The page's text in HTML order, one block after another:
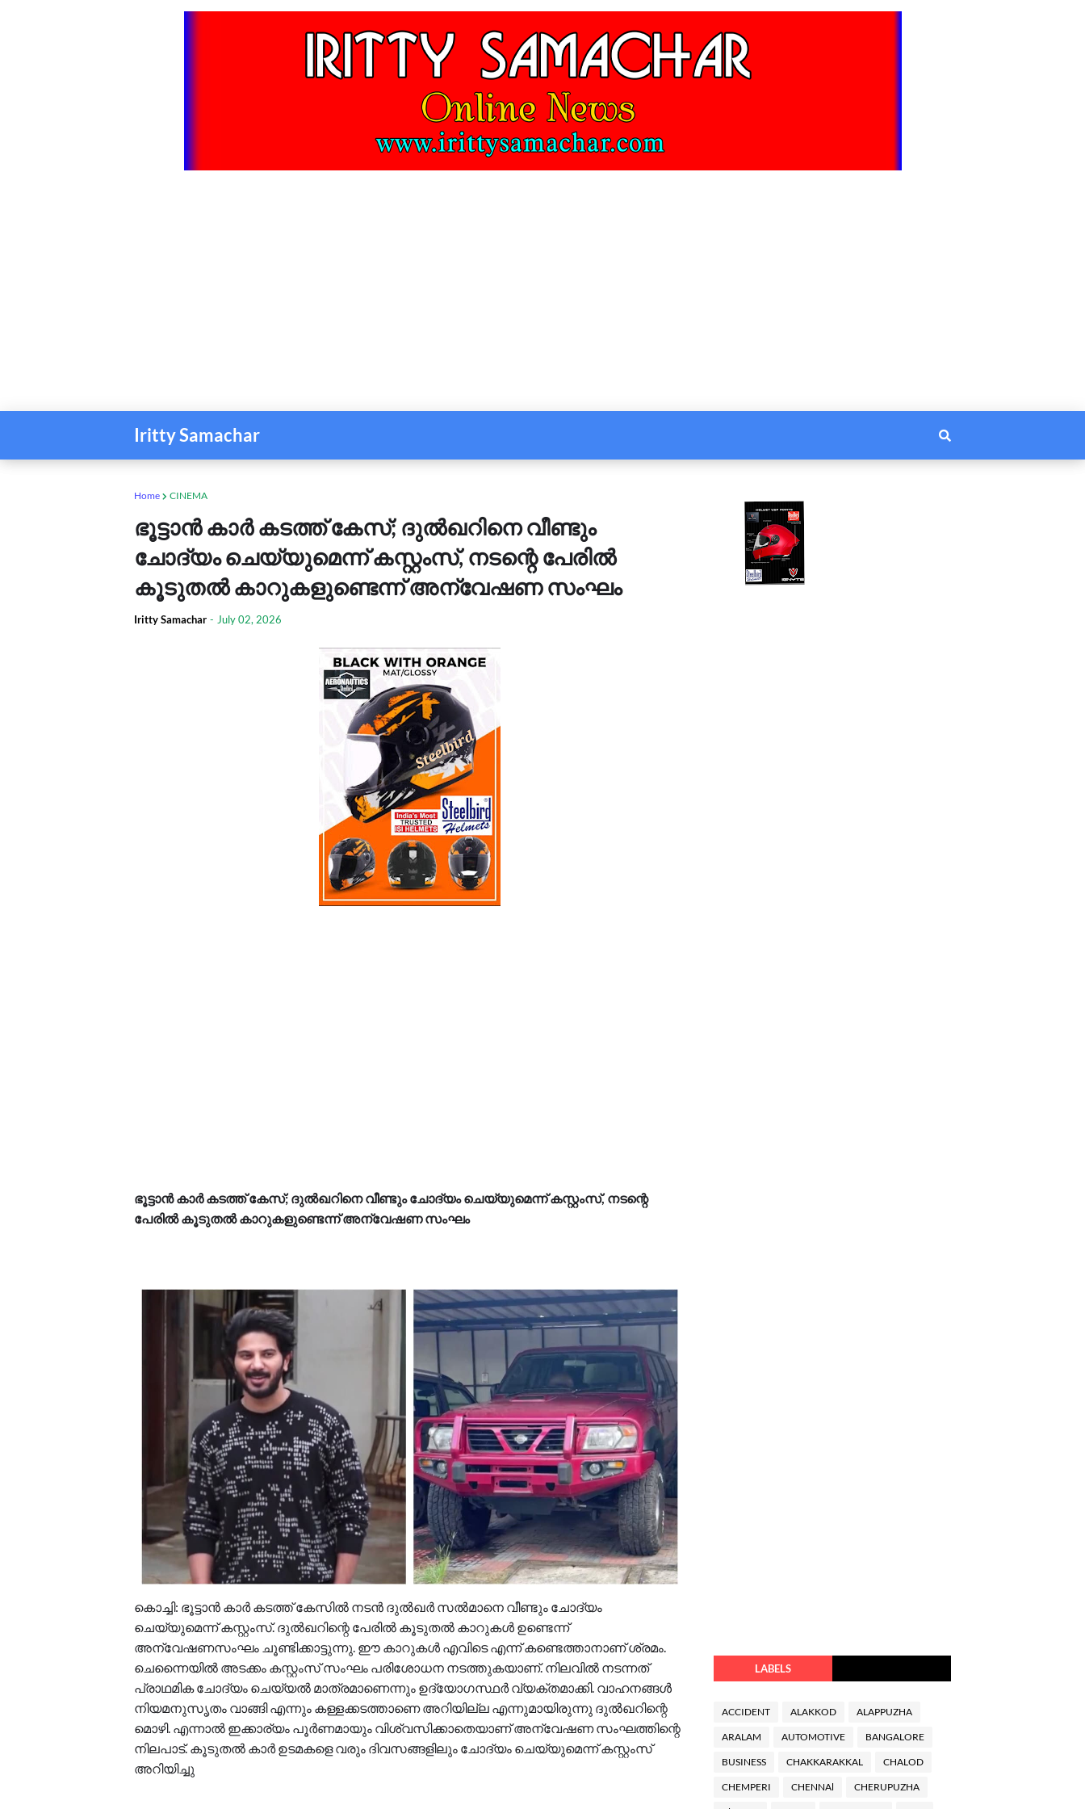
Iritty Samachar
Home CINEMA
ഭൂട്ടാൻ കാർ കടത്ത് കേസ്; ദുൽഖറിനെ വീണ്ടും
ചോദ്യം ചെയ്യുമെന്ന് കസ്റ്റംസ്, നടന്റെ പേരിൽ
കൂടുതൽ കാറുകളുണ്ടെന്ന് അന്വേഷണ സംഘം
Iritty Samachar - July 02, 2026
ഭൂട്ടാൻ കാർ കടത്ത് കേസ്; ദുൽഖറിനെ വീണ്ടും ചോദ്യം ചെയ്യുമെന്ന് കസ്റ്റംസ്, നടന്റെ
പേരിൽ കൂടുതൽ കാറുകളുണ്ടെന്ന് അന്വേഷണ സംഘം
കൊച്ചി: ഭൂട്ടാൻ കാർ കടത്ത് കേസിൽ നടൻ ദുൽഖർ സൽമാനെ വീണ്ടും ചോദ്യം
ചെയ്യുമെന്ന് കസ്റ്റംസ്. ദുൽഖറിന്റെ പേരിൽ കൂടുതൽ കാറുകൾ ഉണ്ടെന്ന്
അന്വേഷണസംഘം ചൂണ്ടിക്കാട്ടുന്നു. ഈ കാറുകൾ എവിടെ എന്ന് കണ്ടെത്താനാണ് ശ്രമം.
ചെന്നൈയിൽ അടക്കം കസ്റ്റംസ് സംഘം പരിശോധന നടത്തുകയാണ്. നിലവിൽ നടന്നത്
പ്രാഥമിക ചോദ്യം ചെയ്യൽ മാത്രമാണെന്നും ഉദ്യോ​ഗസ്ഥർ വ്യക്തമാക്കി. വാഹനങ്ങൾ
നിയമനുസൃതം വാങ്ങി എന്നും കള്ളക്കടത്താണെ അറിയില്ല എന്നുമായിരുന്നു ദുൽഖറിന്റെ
മൊഴി. എന്നാൽ ഇക്കാര്യം പൂർണമായും വിശ്വസിക്കാതെയാണ് അന്വേഷണ സംഘത്തിന്റെ
നിലപാട്. കൂടുതൽ കാർ ഉടമകളെ വരും ദിവസങ്ങളിലും ചോദ്യം ചെയ്യുമെന്ന് കസ്റ്റംസ്
അറിയിച്ചു
LABELS
ACCIDENT ALAKKOD ALAPPUZHA
ARALAM AUTOMOTIVE BANGALORE
BUSINESS CHAKKARAKKAL CHALOD
CHEMPERI CHENNAl CHERUPUZHA